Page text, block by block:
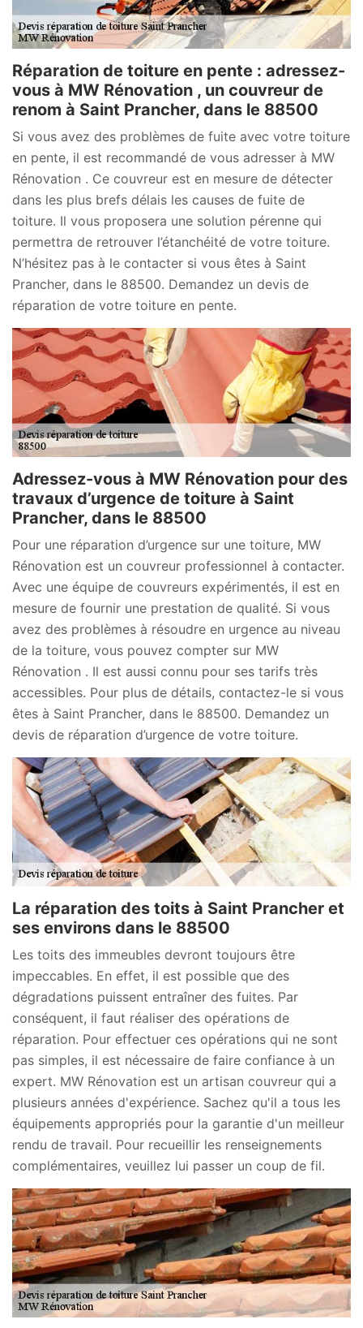
Réparation de toiture en pente : adressez-
vous à MW Rénovation , un couvreur de
renom à Saint Prancher, dans le 88500
Si vous avez des problèmes de fuite avec votre toiture
en pente, il est recommandé de vous adresser à MW
Rénovation . Ce couvreur est en mesure de détecter
dans les plus brefs délais les causes de fuite de
toiture. Il vous proposera une solution pérenne qui
permettra de retrouver l’étanchéité de votre toiture.
N’hésitez pas à le contacter si vous êtes à Saint
Prancher, dans le 88500. Demandez un devis de
réparation de votre toiture en pente.
Adressez-vous à MW Rénovation pour des
travaux d’urgence de toiture à Saint
Prancher, dans le 88500
Pour une réparation d’urgence sur une toiture, MW
Rénovation est un couvreur professionnel à contacter.
Avec une équipe de couvreurs expérimentés, il est en
mesure de fournir une prestation de qualité. Si vous
avez des problèmes à résoudre en urgence au niveau
de la toiture, vous pouvez compter sur MW
Rénovation . Il est aussi connu pour ses tarifs très
accessibles. Pour plus de détails, contactez-le si vous
êtes à Saint Prancher, dans le 88500. Demandez un
devis de réparation d’urgence de votre toiture.
La réparation des toits à Saint Prancher et
ses environs dans le 88500
Les toits des immeubles devront toujours être
impeccables. En effet, il est possible que des
dégradations puissent entraîner des fuites. Par
conséquent, il faut réaliser des opérations de
réparation. Pour effectuer ces opérations qui ne sont
pas simples, il est nécessaire de faire confiance à un
expert. MW Rénovation est un artisan couvreur qui a
plusieurs années d'expérience. Sachez qu'il a tous les
équipements appropriés pour la garantie d'un meilleur
rendu de travail. Pour recueillir les renseignements
complémentaires, veuillez lui passer un coup de fil.